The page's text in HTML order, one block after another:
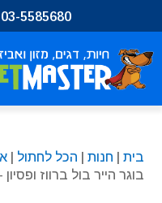
בְּאֲתָר
זֶה
מֻפְעֶלֶת
הַמְּסַיַּעַת
לִנְגִישׁוּת
03-5585680
בית חנות הכל לחתול |
בוגר הייר בול ברווז ופסיון – 6